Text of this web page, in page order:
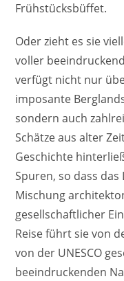
Frühstücksbüffet.
Oder zieht es sie
voller
verfügt nicht nur
imposante
sondern auch
Schätze aus alter
Geschichte
Spuren, so dass
Mischung
gesellschaftlicher
Reise führt sie von
von der UNESCO
beeindruckenden